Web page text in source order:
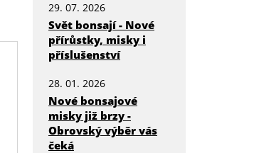
29. 07. 2026
Svět bonsají - Nové
přírůstky, misky i
příslušenství
28. 01. 2026
Nové bonsajové
misky již brzy -
Obrovský výběr vás
čeká